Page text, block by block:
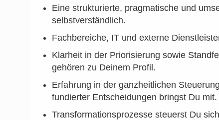
Eine strukturierte, pragmatische und
selbstverständlich.
Fachbereiche, IT und externe
Klarheit in der Priorisierung sowie
gehören zu Deinem Profil.
Erfahrung in der ganzheitlichen
fundierter Entscheidungen bringst Du mit.
Transformationsprozesse steuerst Du